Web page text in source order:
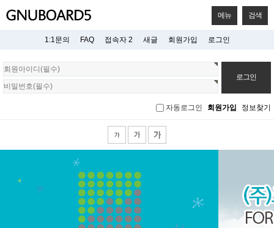
메뉴 검색
1:1문의 FAQ 접속자 2 새글 회원가입 로그인
회
원
로
자동로그인 회원가입 정보찾기